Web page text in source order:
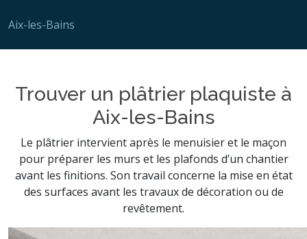
Aix-les-Bains
Trouver un plâtrier plaquiste à
Aix-les-Bains
Le plâtrier intervient après le menuisier et le maçon
pour préparer les murs et les plafonds d’un chantier
avant les finitions. Son travail concerne la mise en état
des surfaces avant les travaux de décoration ou de
revêtement.